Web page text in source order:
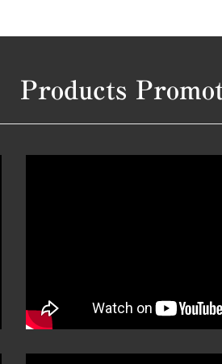
Products